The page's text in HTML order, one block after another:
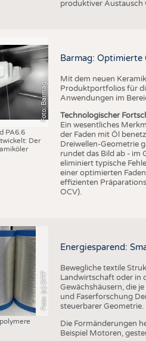
BUSINESS
UNTERNEHMEN
AUSSCHREIBUNGEN
DTV
TERMINE
BRANCHENTERMINE
produktiver Austausch
Foto: Barmag
PA6.6
Der
Barmag:
Mit dem neuen
Produktportfolios für
Anwendungen im
Technologischer
Ein wesentliches
der Faden mit Öl
Dreiwellen-Geometrie
rundet das Bild ab - im
eliminiert typische
einer optimierten
effizienten
OCV).
Foto: (c) DITF
Energiesparend:
Bewegliche textile
Landwirtschaft oder in
Gewächshäusern, die
und Faserforschung
steuerbarer Geometrie.
Die Formänderungen
Beispiel Motoren,